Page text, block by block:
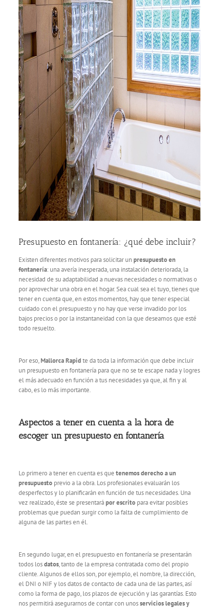
Servicio Técnico
Garantía
Trabaja con nosotros
Contacto
Presupuesto en fontanería: ¿qué debe incluir?
Existen diferentes motivos para solicitar unpresupuesto en
fontanería: una avería inesperada, una instalación deteriorada, la
necesidad de su adaptabilidad a nuevas necesidades o normativas o
por aprovechar una obra en el hogar. Sea cual sea el tuyo, tienes que
tener en cuenta que, en estos momentos, hay que tener especial
cuidado con el presupuesto y no hay que verse invadido por los
bajos precios o por la instantaneidad con la que deseamos que esté
todo resuelto.
Por eso,Mallorca Rapidte da toda la información que debe incluir
un presupuesto en fontanería para que no se te escape nada y logres
el más adecuado en función a tus necesidades ya que, al fin y al
cabo, es lo más importante.
Aspectos a tener en cuenta a la hora de
escoger un presupuesto en fontanería
Lo primero a tener en cuenta es que tenemos derecho a un
presupuesto previo a la obra. Los profesionales evaluarán los
desperfectos y lo planificarán en función de tus necesidades. Una
vez realizado, éste se presentarápor escrito para evitar posibles
problemas que puedan surgir como la falta de cumplimiento de
alguna de las partes en él.
En segundo lugar, en el presupuesto en fontanería se presentarán
todos losdatos, tanto de la empresa contratada como del propio
cliente. Algunos de ellos son, por ejemplo, el nombre, la dirección,
el DNI o NIF y los datos de contacto de cada una de las partes, así
como la forma de pago, los plazos de ejecución y las garantías. Esto
nos permitirá asegurarnos de contar con unosservicios legales y